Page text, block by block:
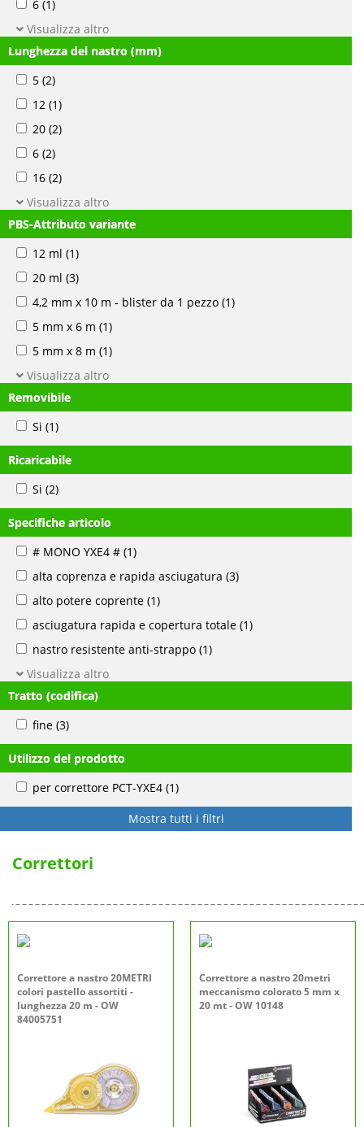
6 (1)
Visualizza altro
Lunghezza del nastro (mm)
5 (2)
12 (1)
20 (2)
6 (2)
16 (2)
Visualizza altro
PBS-Attributo variante
12 ml (1)
20 ml (3)
4,2 mm x 10 m - blister da 1 pezzo (1)
5 mm x 6 m (1)
5 mm x 8 m (1)
Visualizza altro
Removibile
Si (1)
Ricaricabile
Si (2)
Specifiche articolo
# MONO YXE4 # (1)
alta coprenza e rapida asciugatura (3)
alto potere coprente (1)
asciugatura rapida e copertura totale (1)
nastro resistente anti-strappo (1)
Visualizza altro
Tratto (codifica)
fine (3)
Utilizzo del prodotto
per correttore PCT-YXE4 (1)
Mostra tutti i filtri
Correttori
Correttore a nastro 20METRI
colori pastello assortiti -
lunghezza 20 m - OW
84005751
Correttore a nastro 20metri
meccanismo colorato 5 mm x
20 mt - OW 10148